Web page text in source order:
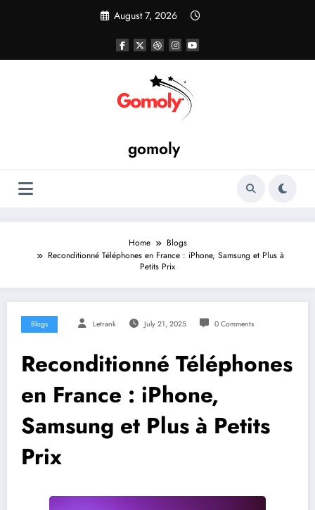
August 7, 2026
gomoly
Home
Blogs
Reconditionné Téléphones en France : iPhone, Samsung et Plus à
Petits Prix
Blogs Letrank July 21, 2025 0 Comments
Reconditionné Téléphones
en France : iPhone,
Samsung et Plus à Petits
Prix